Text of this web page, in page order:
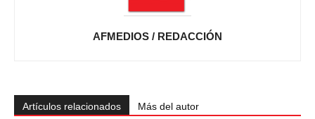
AFMEDIOS / REDACCIÓN
Artículos relacionados Más del autor